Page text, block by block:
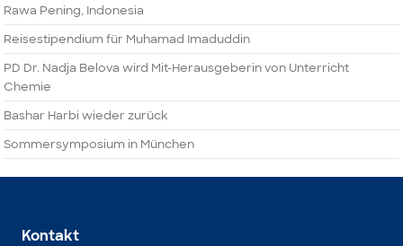
Rawa Pening, Indonesia
Reisestipendium für Muhamad Imaduddin
PD Dr. Nadja Belova wird Mit-Herausgeberin von Unterricht
Chemie
Bashar Harbi wieder zurück
Sommersymposium in München
Kontakt